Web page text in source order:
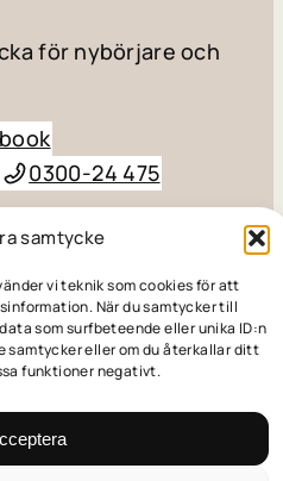
samtycke
vi teknik som cookies för att
När du samtycker till
som surfbeteende eller unika ID:n
samtycker eller om du återkallar ditt
funktioner negativt.
för nybörjare och
0300-24 475
110, 434 98
Skapad avGolfpress
110, 434 98